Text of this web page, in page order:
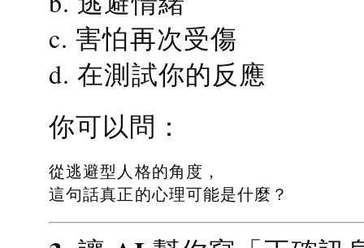
c. 害怕再次受傷
d. 在測試你的反應
你可以問：
從逃避型人格的角度，
這句話真正的心理可能是什麼？